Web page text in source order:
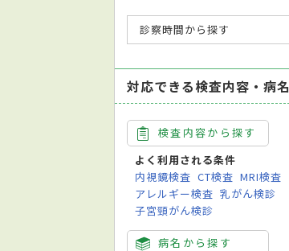
診察時間から探す
対応できる検査内容・病名
検査内容から探す
よく利用される条件
内視鏡検査 CT検査 MRI検査
アレルギー検査 乳がん検診
子宮頸がん検診
病名から探す